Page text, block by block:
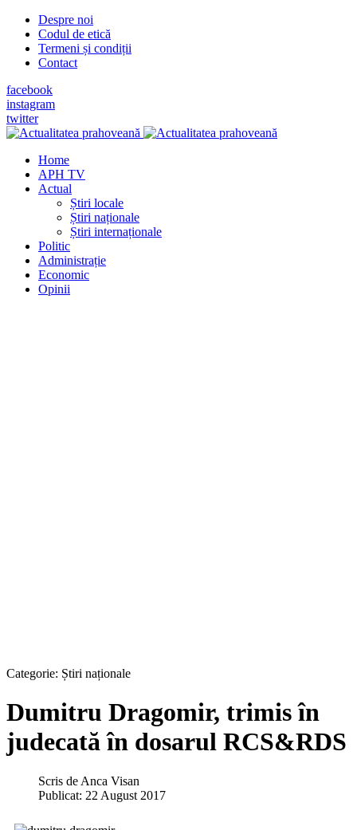
Despre noi
Codul de etică
Termeni și condiții
Contact
facebook
instagram
twitter
Home
APH TV
Actual
Știri locale
Știri naționale
Știri internaționale
Politic
Administrație
Economic
Opinii
Categorie: Știri naționale
Dumitru Dragomir, trimis în
judecată în dosarul RCS&RDS
Scris de Anca Visan
Publicat: 22 August 2017